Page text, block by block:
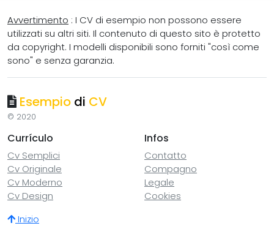
Avvertimento : I CV di esempio non possono essere
utilizzati su altri siti. Il contenuto di questo sito è protetto
da copyright. I modelli disponibili sono forniti "così come
sono" e senza garanzia.
Esempio di CV
© 2020
Currículo
Cv Semplici
Cv Originale
Cv Moderno
Cv Design
Infos
Contatto
Compagno
Legale
Cookies
Inizio